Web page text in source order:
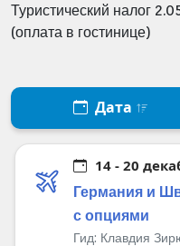
Туристический налог
(оплата в гостинице)
Дата
14 - 20
Германия и
с опциями
Гид: Клавдия